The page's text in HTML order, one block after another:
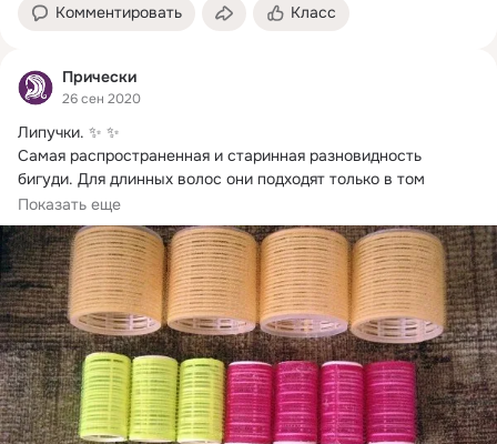
Комментировать Класс
Прически
26 сен 2020
Липучки. ✨ ✨
Самая распространенная и старинная разновидность
бигуди. Для длинных волос они подходят только в том
случае, если пряди...
Показать еще